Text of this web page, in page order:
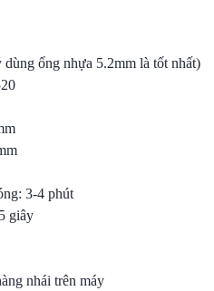
ống nhựa 5.2mm là tốt nhất)
3-4 phút
giây
nhái trên máy